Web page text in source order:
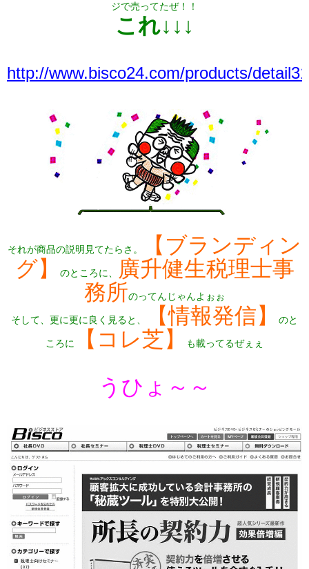
ジで売ってたぜ！！
これ↓↓↓
http://www.bisco24.com/products/
それが商品の説明見てたらさ。
【ブランディン
グ】
のところに、
廣升健生税理士事
務所のってんじゃんよぉぉ
そして、更に更に良く見ると、 【情報発信】 のと
ころに 【コレ芝】 も載ってるぜぇぇ
うひょ～～